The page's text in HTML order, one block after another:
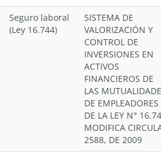
Seguro laboral
(Ley 16.744)
SISTEMA DE
VALORIZACIÓN Y
CONTROL DE
INVERSIONES EN
ACTIVOS
FINANCIEROS DE
LAS
DE EMPLEADORES
DE LA LEY N°
MODIFICA
2588, DE 2009